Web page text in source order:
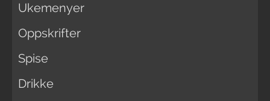
Ukemenyer
Oppskrifter
Spise
Drikke